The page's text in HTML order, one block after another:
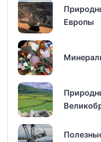
Европы